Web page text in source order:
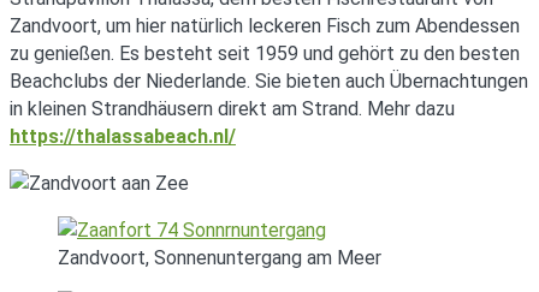
Zandvoort, um hier natürlich leckeren Fisch zum Abendessen
zu genießen. Es besteht seit 1959 und gehört zu den besten
Beachclubs der Niederlande. Sie bieten auch Übernachtungen
in kleinen Strandhäusern direkt am Strand. Mehr dazu
https://thalassabeach.nl/
Zandvoort, Sonnenuntergang am Meer